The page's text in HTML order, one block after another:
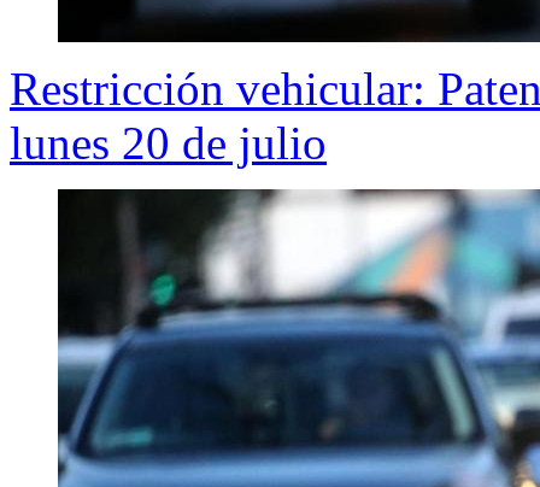
Restricción vehicular:
lunes 20 de julio